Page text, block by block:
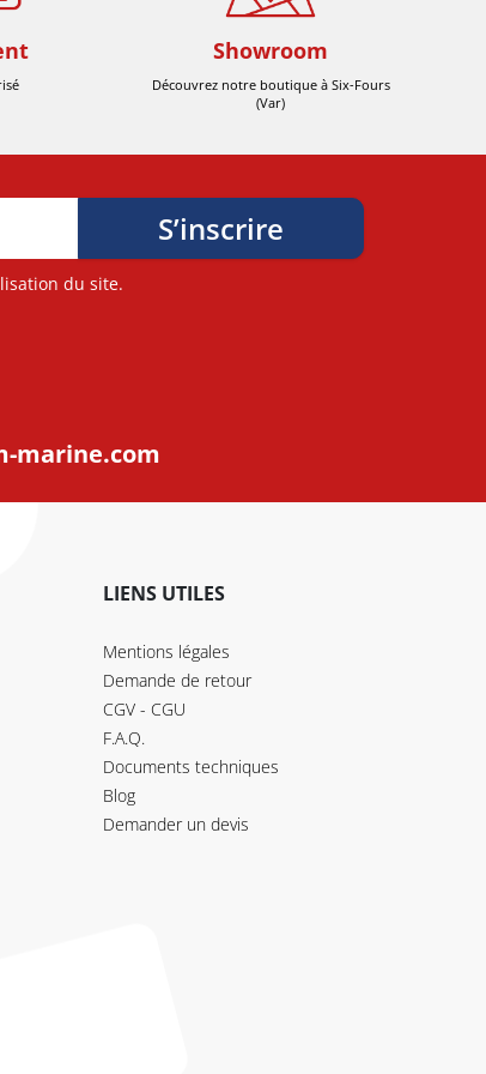
Showroom
Découvrez notre boutique à Six-Fours
(Var)
du site.
marine.com
LIENS UTILES
Mentions légales
Demande de retour
CGV - CGU
F.A.Q.
Documents techniques
Blog
Demander un devis